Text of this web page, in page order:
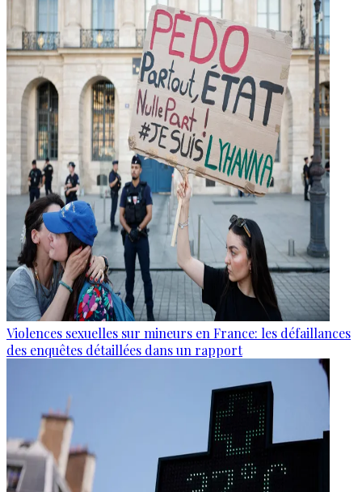
Violences sexuelles sur mineurs en France: les défaillances
des enquêtes détaillées dans un rapport